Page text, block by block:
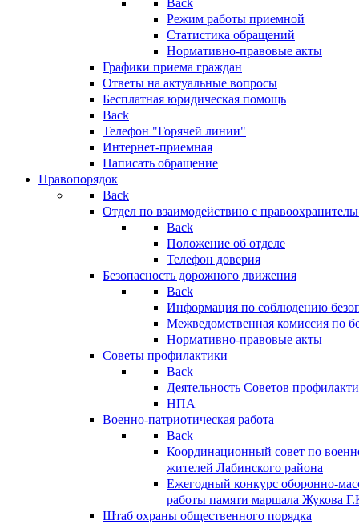
Back
Режим работы приемной
Статистика обращений
Нормативно-правовые акты
Графики приема граждан
Ответы на актуальные вопросы
Бесплатная юридическая помощь
Back
Телефон "Горячей линии"
Интернет-приемная
Написать обращение
Правопорядок
Back
Отдел по взаимодействию с
Back
Положение об отделе
Телефон доверия
Безопасность дорожного движения
Back
Информация по соблюдению
Межведомственная комиссия по
Нормативно-правовые акты
Советы профилактики
Back
Деятельность Советов
НПА
Военно-патриотическая работа
Back
Координационный совет по
жителей Лабинского района
Ежегодный конкурс оборонно-
работы памяти маршала Жукова
Штаб охраны общественного порядка